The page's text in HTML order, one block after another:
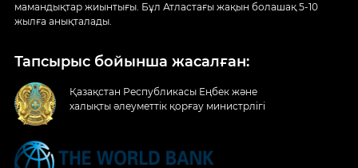
мамандықтар жиынтығы. Бұл Атластағы жақын болашақ 5-10
жылға анықталады.
Тапсырыс бойынша жасалған:
Қазақстан Республикасы Еңбек және
халықты әлеуметтік қорғау министрлігі